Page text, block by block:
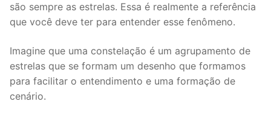
são sempre as estrelas. Essa é realmente a referência
que você deve ter para entender esse fenômeno.
Imagine que uma constelação é um agrupamento de
estrelas que se formam um desenho que formamos
para facilitar o entendimento e uma formação de
cenário.